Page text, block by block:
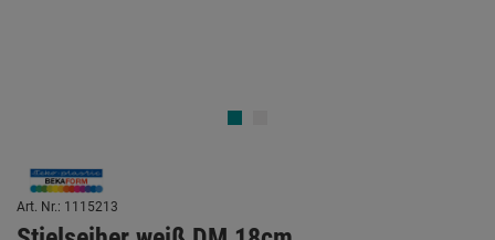
Art. Nr.: 1115213